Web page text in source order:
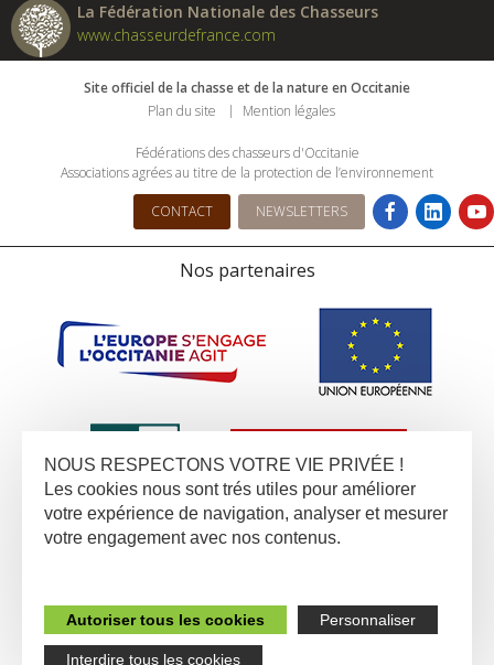
La Fédération Nationale des Chasseurs
www.chasseurdefrance.com
Site officiel de la chasse et de la nature en Occitanie
Plan du site
Mention légales
Fédérations des chasseurs d'Occitanie
Associations agrées au titre de la protection de l’environnement
CONTACT NEWSLETTERS
Nos partenaires
NOUS RESPECTONS VOTRE VIE PRIVÉE !
Les cookies nous sont trés utiles pour améliorer
votre expérience de navigation, analyser et mesurer
votre engagement avec nos contenus.
Autoriser tous les cookies Personnaliser
Interdire tous les cookies